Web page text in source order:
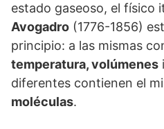
estado gaseoso, el físico
Avogadro (1776-1856)
principio: a las mismas
temperatura, volúmenes
diferentes contienen el
moléculas.